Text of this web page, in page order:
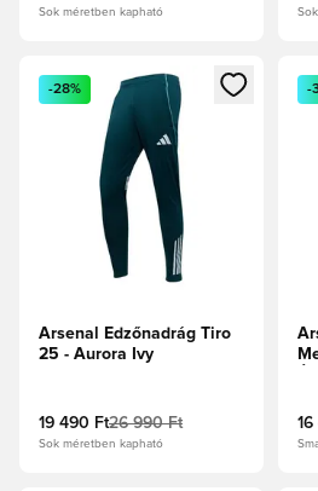
Sok méretben kapható
Megnyit egy modált a
-28%
Arsenal Edzőnadrág Tiro
25 - Aurora Ivy
19 490 Ft26 990 Ft
Sok méretben kapható
-